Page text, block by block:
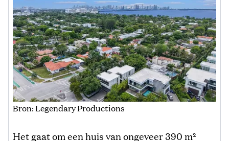
Bron: Legendary Productions
Het gaat om een huis van ongeveer 390 m²